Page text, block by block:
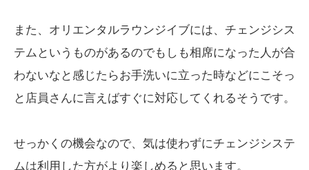
また、オリエンタルラウンジイブには、チェンジシス
テムというものがあるのでもしも相席になった人が合
わないなと感じたらお手洗いに立った時などにこそっ
と店員さんに言えばすぐに対応してくれるそうです。
せっかくの機会なので、気は使わずにチェンジシステ
ムは利用した方がより楽しめると思います。